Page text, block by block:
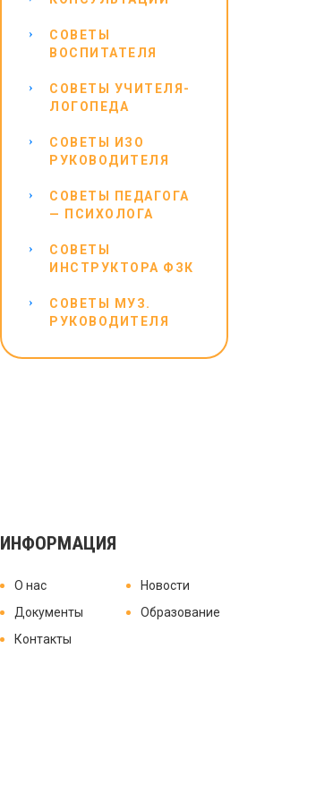
СОВЕТЫ
ВОСПИТАТЕЛЯ
СОВЕТЫ УЧИТЕЛЯ-
ЛОГОПЕДА
СОВЕТЫ ИЗО
РУКОВОДИТЕЛЯ
СОВЕТЫ ПЕДАГОГА
— ПСИХОЛОГА
СОВЕТЫ
ИНСТРУКТОРА ФЗК
СОВЕТЫ МУЗ.
РУКОВОДИТЕЛЯ
ИНФОРМАЦИЯ
О нас
Новости
Документы
Образование
Контакты